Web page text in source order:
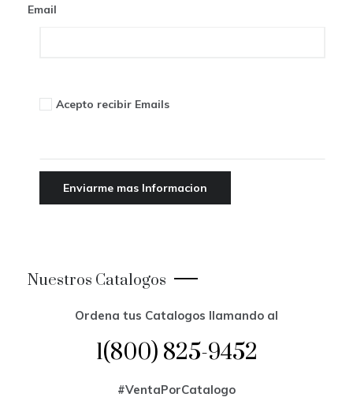
Email
Acepto recibir Emails
Nuestros Catalogos
Ordena tus Catalogos llamando al
1(800) 825-9452
#VentaPorCatalogo